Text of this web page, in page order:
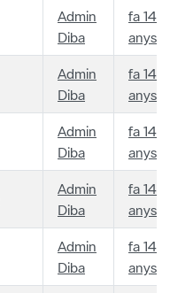
Admin
Diba
fa 14
anys
Admin
Diba
fa 14
anys
Admin
Diba
fa 14
anys
Admin
Diba
fa 14
anys
Admin
Diba
fa 14
anys